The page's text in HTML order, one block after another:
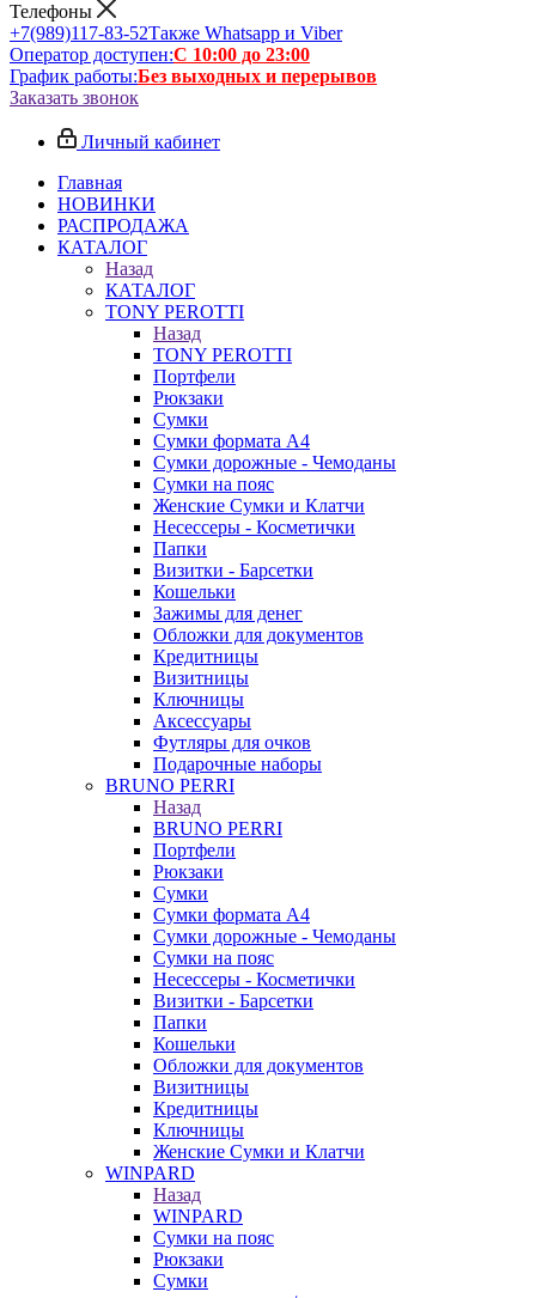
Телефоны
+7(989)117-83-52Также Whatsapp и Viber
Оператор доступен:С 10:00 до 23:00
График работы:Без выходных и перерывов
Заказать звонок
Личный кабинет
Главная
НОВИНКИ
РАСПРОДАЖА
КАТАЛОГ
Назад
КАТАЛОГ
TONY PEROTTI
Назад
TONY PEROTTI
Портфели
Рюкзаки
Сумки
Сумки формата А4
Сумки дорожные - Чемоданы
Сумки на пояс
Женские Сумки и Клатчи
Несессеры - Косметички
Папки
Визитки - Барсетки
Кошельки
Зажимы для денег
Обложки для документов
Кредитницы
Визитницы
Ключницы
Аксессуары
Футляры для очков
Подарочные наборы
BRUNO PERRI
Назад
BRUNO PERRI
Портфели
Рюкзаки
Сумки
Сумки формата А4
Сумки дорожные - Чемоданы
Сумки на пояс
Несессеры - Косметички
Визитки - Барсетки
Папки
Кошельки
Обложки для документов
Визитницы
Кредитницы
Ключницы
Женские Сумки и Клатчи
WINPARD
Назад
WINPARD
Сумки на пояс
Рюкзаки
Сумки